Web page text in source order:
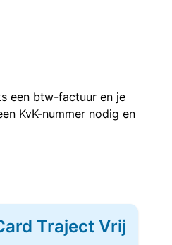
een btw-factuur en je
KvK-nummer nodig en
Traject Vrij